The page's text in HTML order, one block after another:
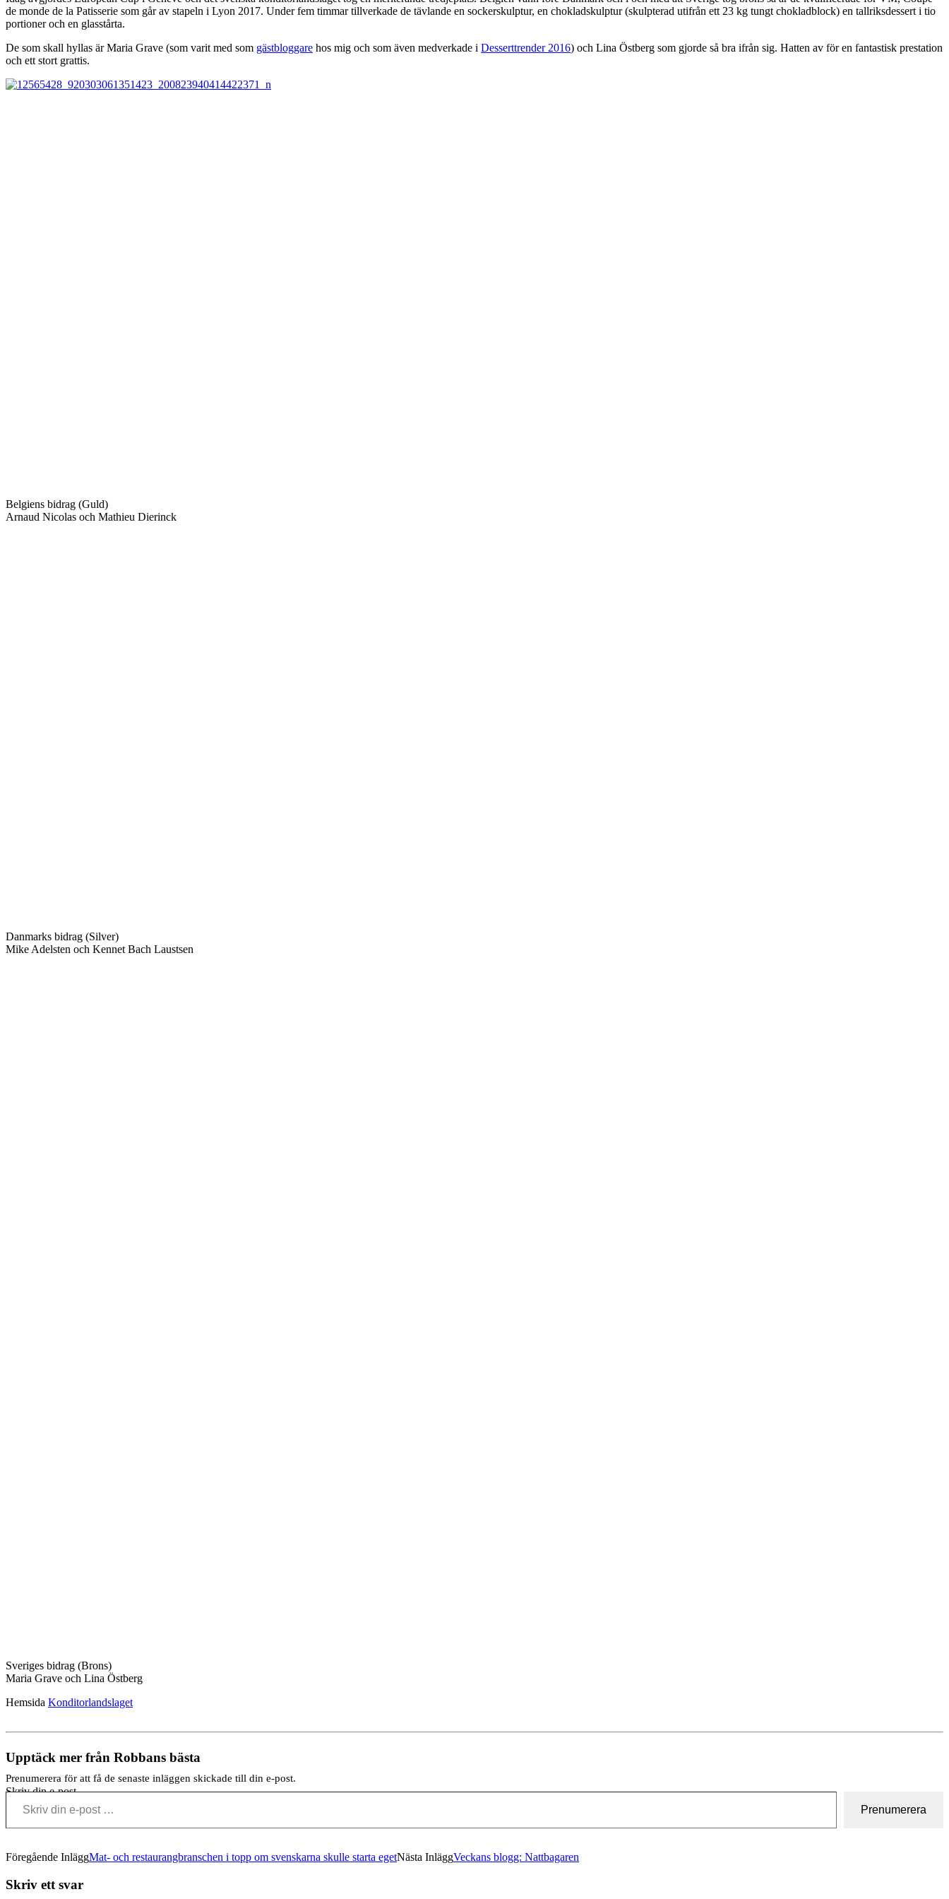
de monde de la Patisserie som går av stapeln i Lyon 2017. Under fem timmar tillverkade de tävlande en sockerskulptur, en chokladskulptur (skulpterad utifrån ett 23 kg tungt chokladblock) en tallriksdessert i tio
portioner och en glasstårta.
De som skall hyllas är Maria Grave (som varit med som gästbloggare hos mig och som även medverkade i Desserttrender 2016) och Lina Östberg som gjorde så bra ifrån sig. Hatten av för en fantastisk prestation
och ett stort grattis.
Belgiens bidrag (Guld)
Arnaud Nicolas och Mathieu Dierinck
Danmarks bidrag (Silver)
Mike Adelsten och Kennet Bach Laustsen
Sveriges bidrag (Brons)
Maria Grave och Lina Östberg
Hemsida Konditorlandslaget
Upptäck mer från Robbans bästa
Prenumerera för att få de senaste inläggen skickade till din e-post.
Skriv din e-post …
Prenumerera
Föregående InläggMat- och restaurangbranschen i topp om svenskarna skulle starta egetNästa InläggVeckans blogg: Nattbagaren
Skriv ett svar